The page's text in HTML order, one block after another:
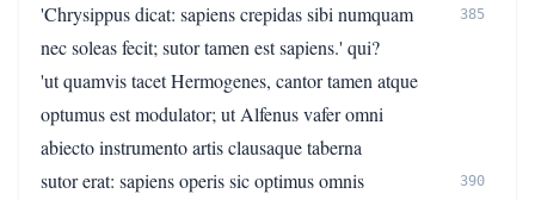
'Chrysippus dicat: sapiens crepidas sibi numquam
385
nec soleas fecit; sutor tamen est sapiens.' qui?
'ut quamvis tacet Hermogenes, cantor tamen atque
optumus est modulator; ut Alfenus vafer omni
abiecto instrumento artis clausaque taberna
sutor erat: sapiens operis sic optimus omnis
390